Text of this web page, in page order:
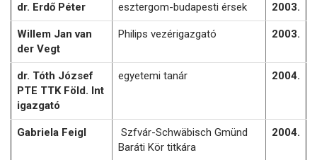
dr. Erdő Péter esztergom-budapesti érsek 2003.
Willem Jan van
der Vegt
Philips vezérigazgató 2003.
dr. Tóth József
PTE TTK Föld. Int
igazgató
egyetemi tanár 2004.
Gabriela Feigl
Szfvár-Schwäbisch Gmünd
Baráti Kör titkára
2004.